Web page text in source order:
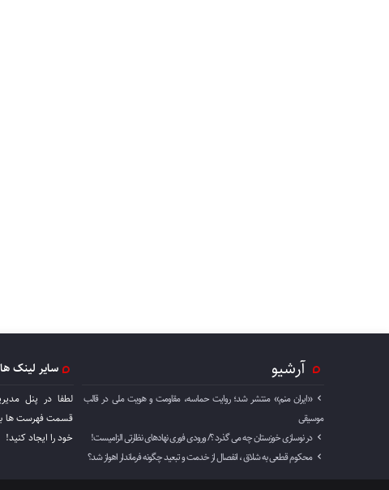
آرشیو
«ایران منم» منتشر شد؛ روایت حماسه، مقاومت و هویت ملی در قالب
موسیقی
در نوسازی خوزستان چه می گذرد ؟/ ورودی فوری نهادهای نظارتی الزامیست!
محکوم قطعی به شلاق ، انفصال از خدمت و تبعید چگونه فرماندار اهواز شد؟
سایر لینک ها
لطفا در پنل
قسمت فهرست ها
خود را ايجاد كنيد!